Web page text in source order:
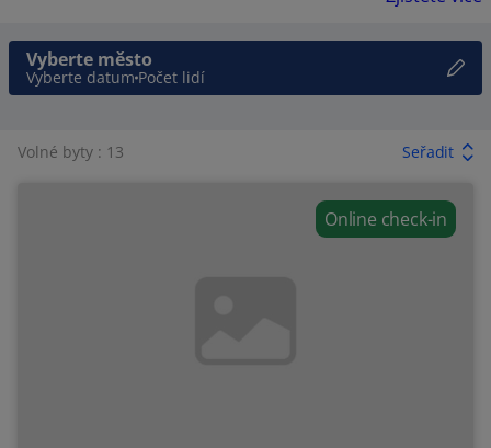
Vyberte město
Vyberte datum Počet lidí
Volné byty : 13 Seřadit
Online check-in